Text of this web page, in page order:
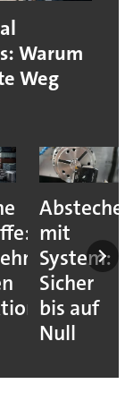
Warum
Weg
mit
System:
Sicher
bis auf
Null